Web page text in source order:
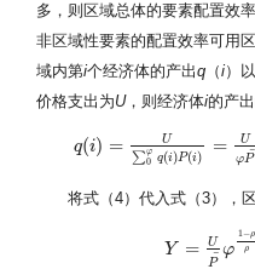
多，则区域总体的要素配置效
非区域性要素的配置效率可用
域内第i个经济体的产出q （i）
价格支出为U，则经济体i的产
q(i) = U
∑φ
0 q(i)P(i)
=
U
φP¯
q(i)= U∑ 0φq(i)P(i)=U φP ¯
将式（4）代入式（3），
Y =
U
P¯ φ
1−ρ
ρ
Y UP¯φ1− ρ